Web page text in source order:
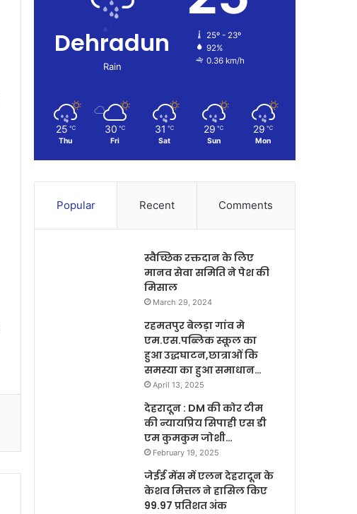
Dehradun
Rain
25º - 23º
92%
0.36 km/h
25 ℃
Thu
30 ℃
Fri
31 ℃
Sat
29 ℃
Sun
29 ℃
Mon
Popular Recent Comments
स्वैच्छिक रक्तदान के लिए
मानव सेवा समिति ने पेश की
मिसाल
March 29, 2024
रहमतपुर बेलड़ा गांव मे
एम.एस.पब्लिक स्कूल का
हुआ उद्धघाटन,छात्राओं कि
समस्या का हुआ समाधान…
April 13, 2025
देहरादून : DM की कोर टीम
की न्यायप्रिय सिपाही एस डी
एम कुमकुम जोशी…
February 19, 2025
जेईई मेंस में एलन देहरादून के
केशव मित्तल ने हासिल किए
99.97 प्रतिशत अंक